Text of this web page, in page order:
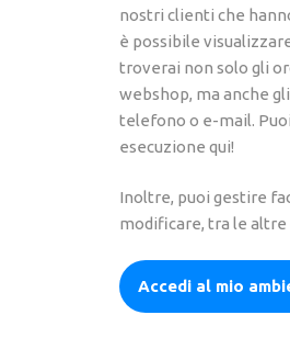
nostri clienti che
è possibile
troverai non solo gli
webshop, ma anche
telefono o e-mail.
esecuzione qui!
Inoltre, puoi gestire
modificare, tra le altre
Accedi al mio